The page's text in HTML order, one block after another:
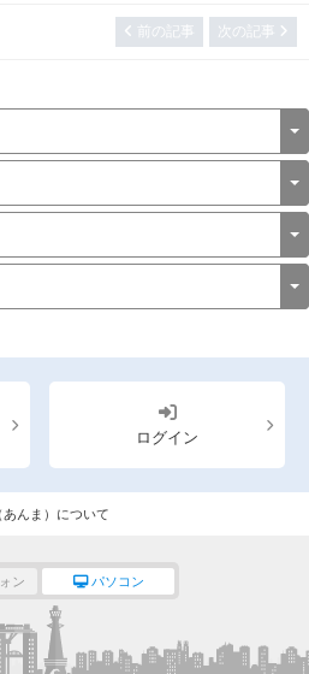
では、按摩とマッサージの違いや、按摩に期待
について詳しく解説します。按摩とは？基本的
前の記事 次の記事
ログイン
あんま）について
ン パソコン